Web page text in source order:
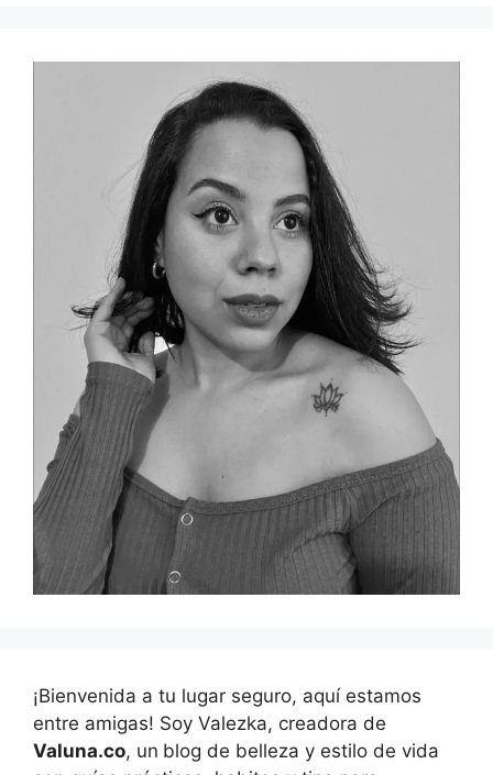
¡Bienvenida a tu lugar seguro, aquí estamos
entre amigas! Soy Valezka, creadora de
Valuna.co, un blog de belleza y estilo de vida